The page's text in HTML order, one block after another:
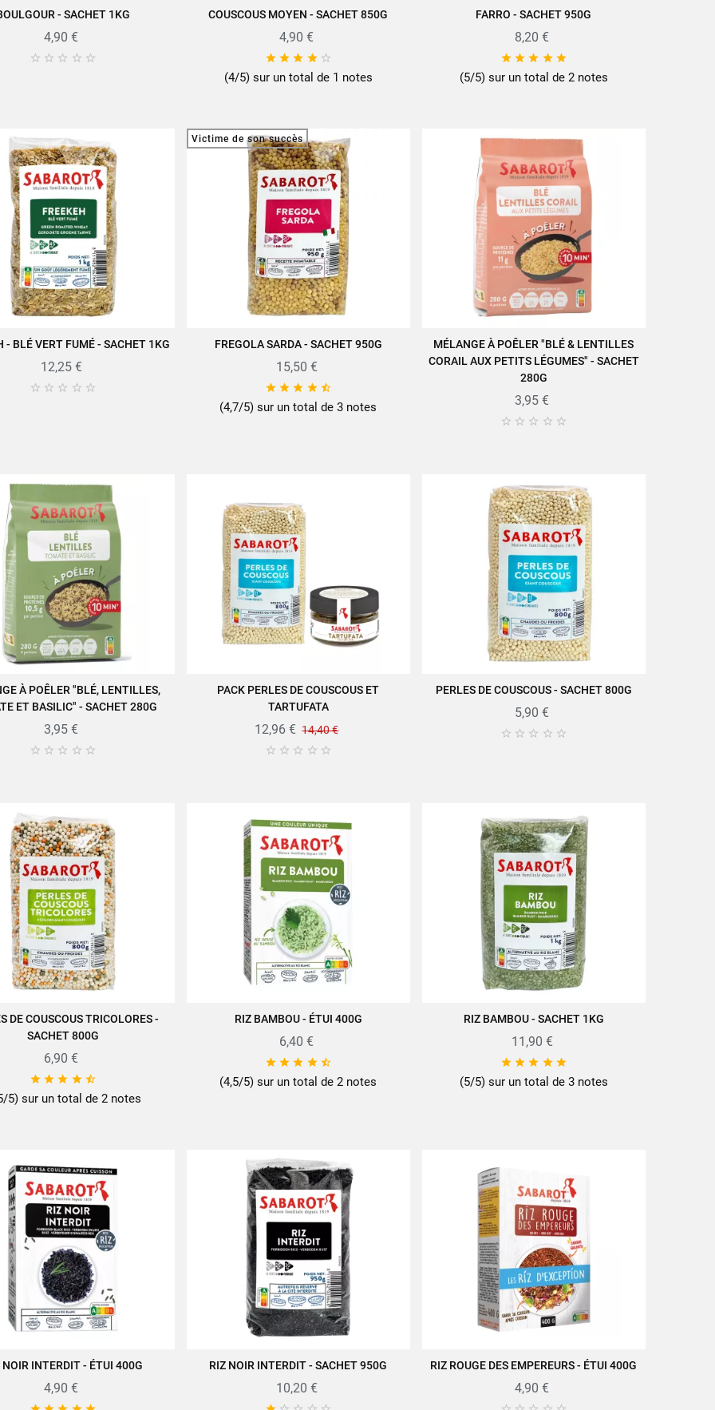
AU PANIER
- SACHET 1KG
4,90 €
    
AJOUTER AU PANIER
COUSCOUS MOYEN - SACHET 850G
4,90 €
    
(4/5) sur un total de 1 notes
AJOUTER AU PANIER
FARRO - SACHET 950G
8,20 €
    
(5/5) sur un total de 2 notes
AU PANIER
- BLÉ VERT FUMÉ - SACHET 1KG
12,25 €
    
Victime de son succès
VUE RAPIDE
FREGOLA SARDA - SACHET 950G
15,50 €
    
(4,7/5) sur un total de 3 notes
AJOUTER AU PANIER
MÉLANGE À POÊLER "BLÉ & LENTILLES
CORAIL AUX PETITS LÉGUMES" - SACHET
280G
3,95 €
    
AU PANIER
À POÊLER "BLÉ, LENTILLES,
ET BASILIC" - SACHET 280G
3,95 €
    
AJOUTER AU PANIER
PACK PERLES DE COUSCOUS ET
TARTUFATA
12,96 € 14,40 €
    
AJOUTER AU PANIER
PERLES DE COUSCOUS - SACHET 800G
5,90 €
    
AU PANIER
DE COUSCOUS TRICOLORES -
SACHET 800G
6,90 €
    
5) sur un total de 2 notes
AJOUTER AU PANIER
RIZ BAMBOU - ÉTUI 400G
6,40 €
    
(4,5/5) sur un total de 2 notes
AJOUTER AU PANIER
RIZ BAMBOU - SACHET 1KG
11,90 €
    
(5/5) sur un total de 3 notes
AU PANIER
NOIR INTERDIT - ÉTUI 400G
4,90 €
AJOUTER AU PANIER
RIZ NOIR INTERDIT - SACHET 950G
10,20 €
AJOUTER AU PANIER
RIZ ROUGE DES EMPEREURS - ÉTUI 400G
4,90 €